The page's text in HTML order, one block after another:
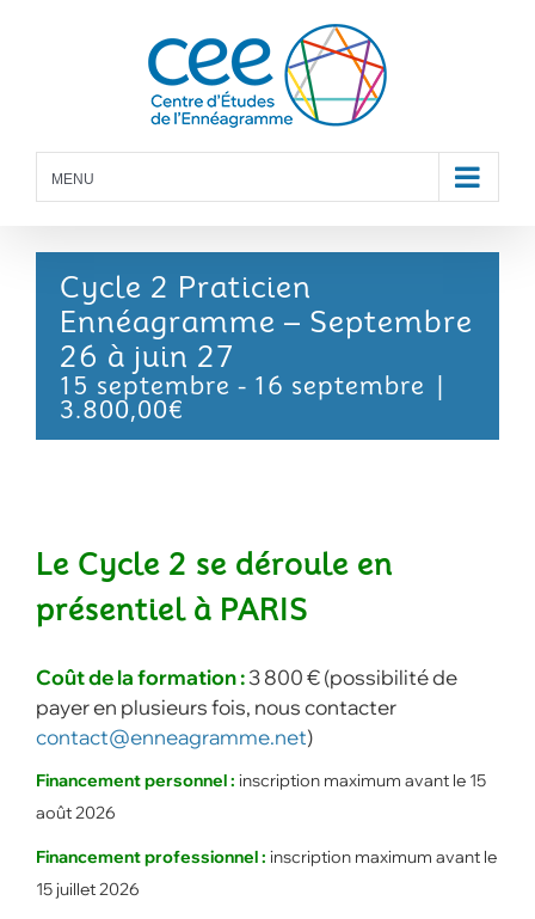
MENU
Cycle 2 Praticien
Ennéagramme – Septembre
26 à juin 27
15 septembre - 16 septembre
3.800,00€
Le Cycle 2 se déroule en
présentiel à PARIS
Coût de la formation :3 800 € (possibilité de
payer en plusieurs fois, nous contacter
contact@enneagramme.net)
Financement personnel : inscription maximum avant le 15
août 2026
Financement professionnel : inscription maximum avant le
15 juillet 2026